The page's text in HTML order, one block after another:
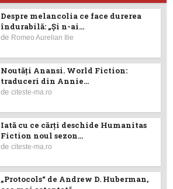
Despre melancolia ce face durerea
îndurabilă: „Și n-ai...
de Romeo Aurelian Ilie
Noutăţi Anansi. World Fiction:
traduceri din Annie...
deciteste-ma.ro
Iată cu ce cărţi deschide Humanitas
Fiction noul sezon...
deciteste-ma.ro
„Protocols“ de Andrew D. Huberman,